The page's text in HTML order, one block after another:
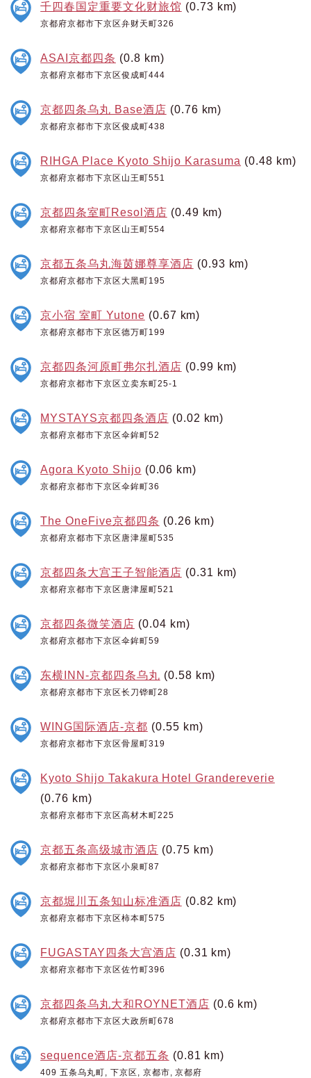
千四春国定重要文化财旅馆 (0.73 km)
京都府京都市下京区弁财天町326
ASAI京都四条 (0.8 km)
京都府京都市下京区俊成町444
京都四条乌丸 Base酒店 (0.76 km)
京都府京都市下京区俊成町438
RIHGA Place Kyoto Shijo Karasuma (0.48 km)
京都府京都市下京区山王町551
京都四条室町Resol酒店 (0.49 km)
京都府京都市下京区山王町554
京都五条乌丸海茵娜尊享酒店 (0.93 km)
京都府京都市下京区大黑町195
京小宿 室町 Yutone (0.67 km)
京都府京都市下京区德万町199
京都四条河原町弗尔扎酒店 (0.99 km)
京都府京都市下京区立卖东町25-1
MYSTAYS京都四条酒店 (0.02 km)
京都府京都市下京区伞鉾町52
Agora Kyoto Shijo (0.06 km)
京都府京都市下京区伞鉾町36
The OneFive京都四条 (0.26 km)
京都府京都市下京区唐津屋町535
京都四条大宫王子智能酒店 (0.31 km)
京都府京都市下京区唐津屋町521
京都四条微笑酒店 (0.04 km)
京都府京都市下京区伞鉾町59
东横INN-京都四条乌丸 (0.58 km)
京都府京都市下京区长刀铧町28
WING国际酒店-京都 (0.55 km)
京都府京都市下京区骨屋町319
Kyoto Shijo Takakura Hotel Grandereverie
(0.76 km)
京都府京都市下京区高材木町225
京都五条高级城市酒店 (0.75 km)
京都府京都市下京区小泉町87
京都堀川五条知山标准酒店 (0.82 km)
京都府京都市下京区柿本町575
FUGASTAY四条大宫酒店 (0.31 km)
京都府京都市下京区佐竹町396
京都四条乌丸大和ROYNET酒店 (0.6 km)
京都府京都市下京区大政所町678
sequence酒店-京都五条 (0.81 km)
409 五条乌丸町, 下京区, 京都市, 京都府